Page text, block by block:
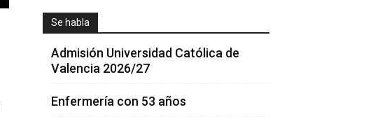
Se habla
Admisión Universidad Católica de
Valencia 2026/27
Enfermería con 53 años